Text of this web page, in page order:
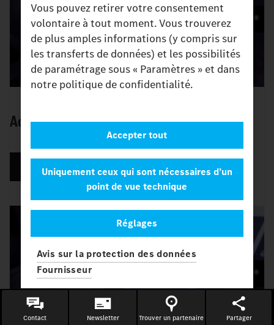
Vous pouvez retirer votre consentement
volontaire à tout moment. Vous trouverez
de plus amples informations (y compris sur
les transferts de données) et les possibilités
de paramétrage sous « Paramètres » et dans
notre politique de confidentialité.
Réglages
Uniquement ceux qui sont nécessaires d’un
point de vue technique
Accepter tout
Avis sur la protection des données
Fournisseur
Activer le mode configuration.
Regarder la vidéo
Contact Newsletter Trouver un partenaire Partager